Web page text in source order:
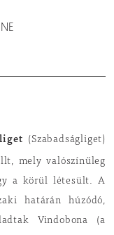
(Szabadságliget)
mely valószínűleg
a körül létesült. A
határán húzódó,
Vindobona (a